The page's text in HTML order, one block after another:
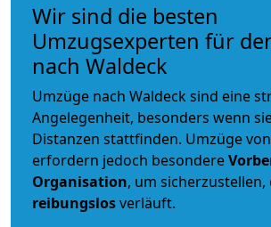
Wir sind die besten
Umzugsexperten für
nach Waldeck
Umzüge nach Waldeck sind eine
Angelegenheit, besonders wenn
Distanzen stattfinden. Umzüge
erfordern jedoch besondere
Organisation, um sicherzustellen,
reibungslosverläuft.